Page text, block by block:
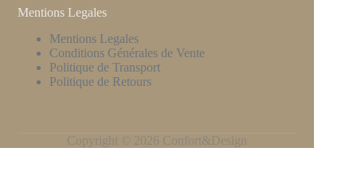
Mentions Legales
Mentions Legales
Conditions Générales de Vente
Politique de Transport
Politique de Retours
Copyright © 2026 Confort&Design